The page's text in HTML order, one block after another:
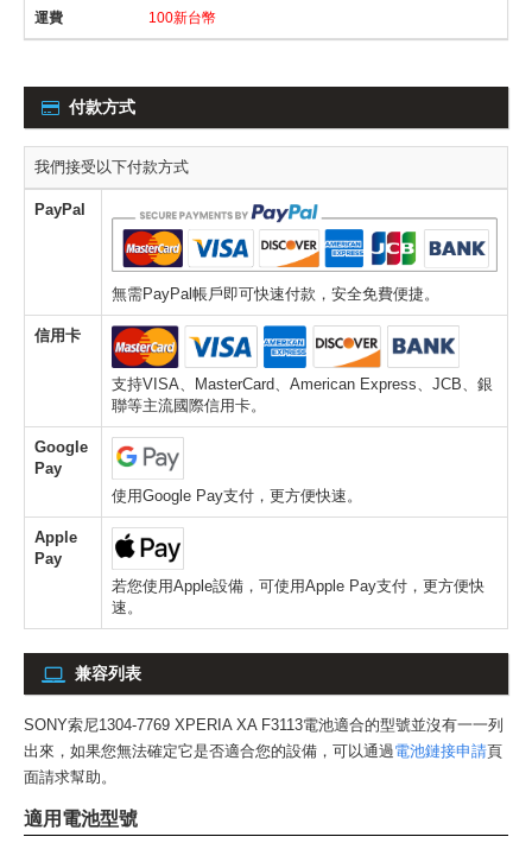
100新台幣
付款方式
我們接受以下付款方式
PayPal
無需PayPal帳戶即可快速付款，安全免費便捷。
信用卡
支持VISA、MasterCard、American Express、JCB、銀
聯等主流國際信用卡。
Google
Pay
使用Google Pay支付，更方便快速。
Apple
Pay
若您使用Apple設備，可使用Apple Pay支付，更方便快
速。
兼容列表
SONY索尼1304-7769 XPERIA XA F3113電池適合的型號並沒有一一列
出來，如果您無法確定它是否適合您的設備，可以通過電池鏈接申請頁
面請求幫助。
適用電池型號